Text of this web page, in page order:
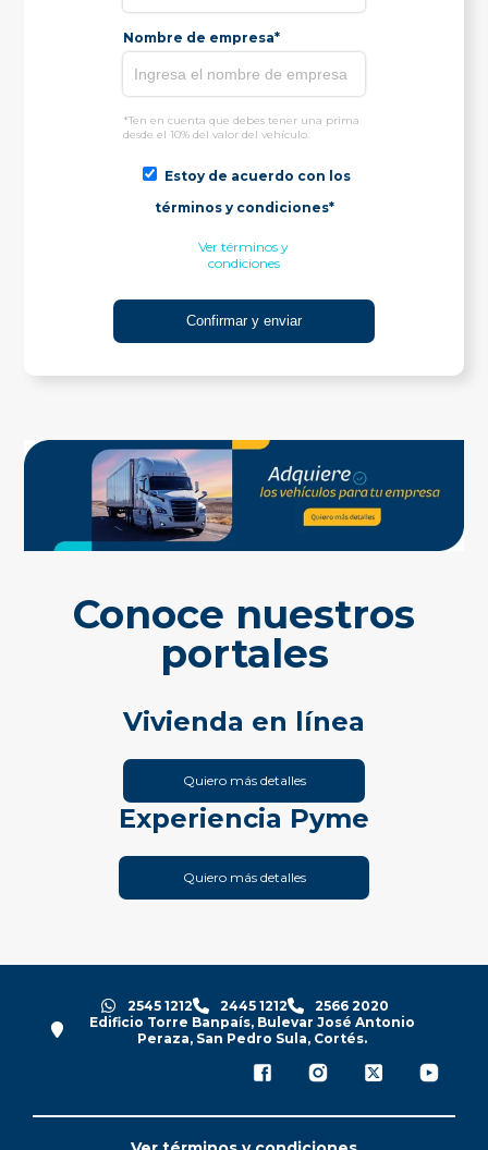
Nombre de empresa*
*Ten en cuenta que debes tener una prima
desde el 10% del valor del vehículo.
Estoy de acuerdo con los
términos y condiciones*
Ver términos y
condiciones
Conoce nuestros
portales
Vivienda en línea
Quiero más detalles
Experiencia Pyme
Quiero más detalles
2545 1212 2445 1212
2566 2020
Edificio Torre Banpaís, Bulevar José Antonio
Peraza, San Pedro Sula, Cortés.